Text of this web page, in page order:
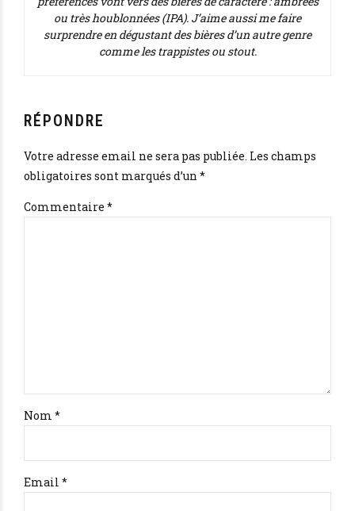
ou très houblonnées (IPA). J’aime aussi me faire
surprendre en dégustant des bières d’un autre genre
comme les trappistes ou stout.
RÉPONDRE
Votre adresse email ne sera pas publiée. Les champs
obligatoires sont marqués d’un *
Commentaire *
Nom *
Email *